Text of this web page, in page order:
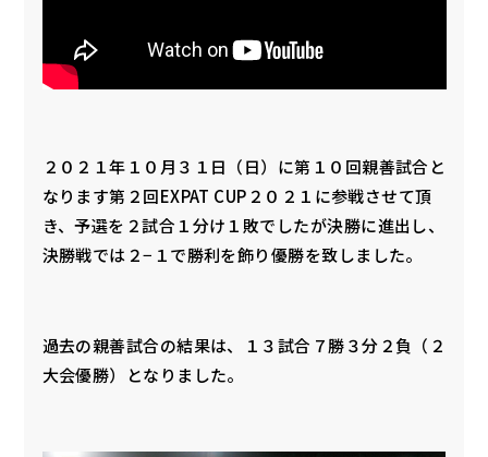
２０２１年１０月３１日（日）に第１０回親善試合と
なります第２回EXPAT CUP２０２１に参戦させて頂
き、予選を２試合１分け１敗でしたが決勝に進出し、
決勝戦では２−１で勝利を飾り優勝を致しました。
過去の親善試合の結果は、１３試合７勝３分２負（２
大会優勝）となりました。